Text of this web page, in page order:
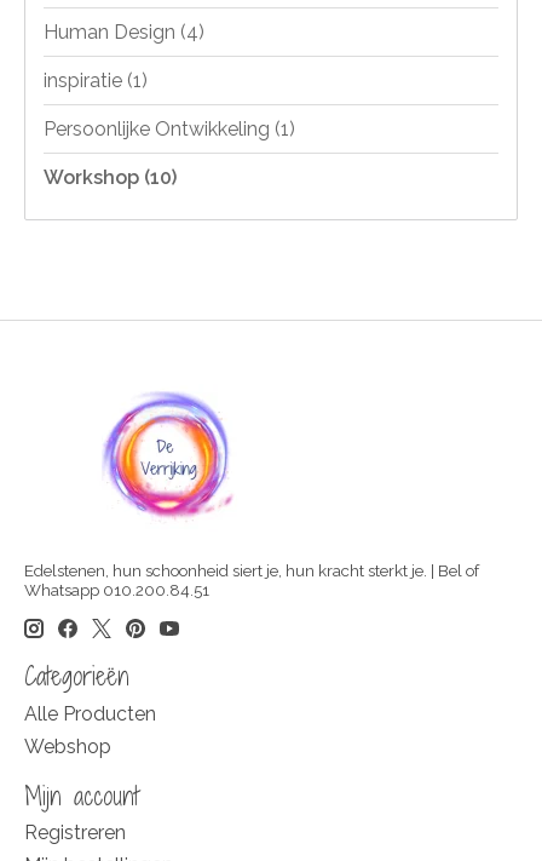
Human Design (4)
inspiratie (1)
Persoonlijke Ontwikkeling (1)
Workshop (10)
Edelstenen, hun schoonheid siert je, hun kracht sterkt je. | Bel of
Whatsapp 010.200.84.51
Categorieën
Alle Producten
Webshop
Mijn account
Registreren